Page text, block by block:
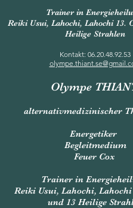
Trainer in
Reiki Usui, Lahochi, Lahochi 13.
Heilige Strahlen
Kontakt: 06.20.48.92.53
Olympe
alternativmedizinischer
Energetiker
Begleitmedium
Feuer Cox
Trainer in
Reiki Usui, Lahochi, Lahochi
und 13 Heilige